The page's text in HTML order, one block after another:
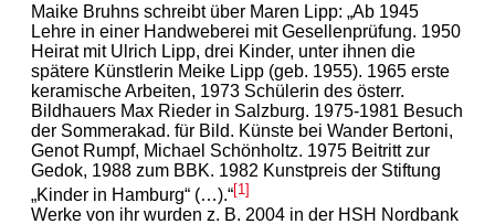
Maike Bruhns schreibt über Maren Lipp: „Ab 1945
Lehre in einer Handweberei mit Gesellenprüfung. 1950
Heirat mit Ulrich Lipp, drei Kinder, unter ihnen die
spätere Künstlerin Meike Lipp (geb. 1955). 1965 erste
keramische Arbeiten, 1973 Schülerin des österr.
Bildhauers Max Rieder in Salzburg. 1975-1981 Besuch
der Sommerakad. für Bild. Künste bei Wander Bertoni,
Genot Rumpf, Michael Schönholtz. 1975 Beitritt zur
Gedok, 1988 zum BBK. 1982 Kunstpreis der Stiftung
„Kinder in Hamburg“ (…).“[1]
Werke von ihr wurden z. B. 2004 in der HSH Nordbank